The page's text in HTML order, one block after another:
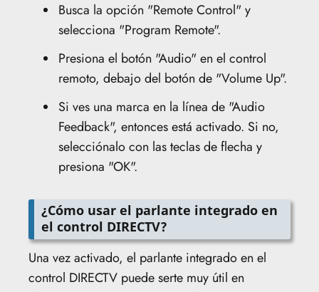
Busca la opción "Remote Control" y
selecciona "Program Remote".
Presiona el botón "Audio" en el control
remoto, debajo del botón de "Volume Up".
Si ves una marca en la línea de "Audio
Feedback", entonces está activado. Si no,
selecciónalo con las teclas de flecha y
presiona "OK".
¿Cómo usar el parlante integrado en
el control DIRECTV?
Una vez activado, el parlante integrado en el
control DIRECTV puede serte muy útil en